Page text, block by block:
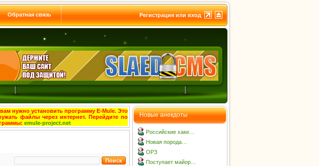
Регистрация или вход
Обратная связь
нужно установить программу E-Mule. Это
файлы через интернет. Перейдите по
emule-project.net
Новые анекдоты
Российские хаке…
Новая порода…
ОРЗ
Поступает майор…